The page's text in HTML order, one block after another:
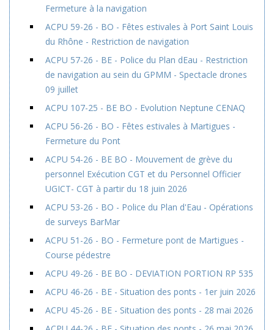
Fermeture à la navigation
ACPU 59-26 - BO - Fêtes estivales à Port Saint Louis
du Rhône - Restriction de navigation
ACPU 57-26 - BE - Police du Plan dEau - Restriction
de navigation au sein du GPMM - Spectacle drones
09 juillet
ACPU 107-25 - BE BO - Evolution Neptune CENAQ
ACPU 56-26 - BO - Fêtes estivales à Martigues -
Fermeture du Pont
ACPU 54-26 - BE BO - Mouvement de grève du
personnel Exécution CGT et du Personnel Officier
UGICT- CGT à partir du 18 juin 2026
ACPU 53-26 - BO - Police du Plan d'Eau - Opérations
de surveys BarMar
ACPU 51-26 - BO - Fermeture pont de Martigues -
Course pédestre
ACPU 49-26 - BE BO - DEVIATION PORTION RP 535
ACPU 46-26 - BE - Situation des ponts - 1er juin 2026
ACPU 45-26 - BE - Situation des ponts - 28 mai 2026